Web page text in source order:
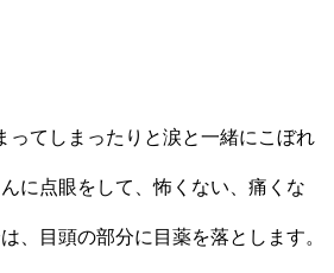
てしまったりと涙と一緒にこぼれ
に点眼をして、怖くない、痛くな
目頭の部分に目薬を落とします。